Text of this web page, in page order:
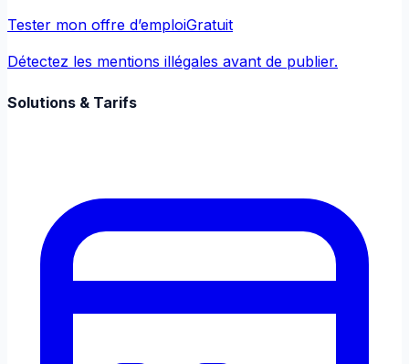
Tester mon offre d’emploiGratuit
Détectez les mentions illégales avant de publier.
Solutions & Tarifs